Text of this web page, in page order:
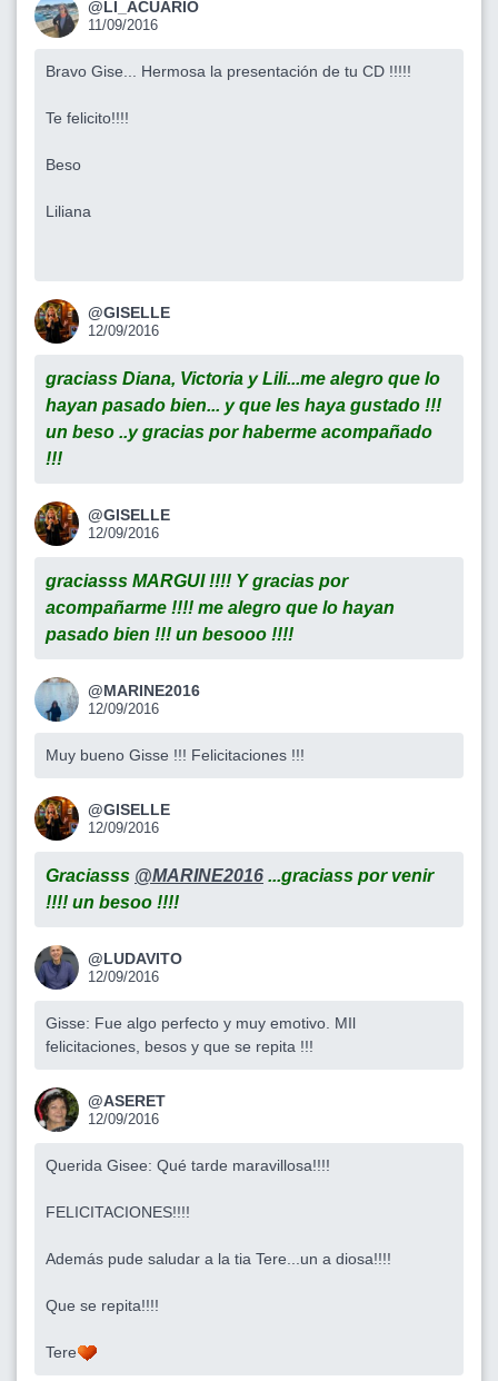
@LI_ACUARIO
11/09/2016
Bravo Gise... Hermosa la presentación de tu CD !!!!!
Te felicito!!!!
Beso
Liliana
@GISELLE
12/09/2016
graciass Diana, Victoria y Lili...me alegro que lo
hayan pasado bien... y que les haya gustado !!!
un beso ..y gracias por haberme acompañado
!!!
@GISELLE
12/09/2016
graciasss MARGUI !!!! Y gracias por
acompañarme !!!! me alegro que lo hayan
pasado bien !!! un besooo !!!!
@MARINE2016
12/09/2016
Muy bueno Gisse !!! Felicitaciones !!!
@GISELLE
12/09/2016
Graciasss @MARINE2016 ...graciass por venir
!!!! un besoo !!!!
@LUDAVITO
12/09/2016
Gisse: Fue algo perfecto y muy emotivo. MIl
felicitaciones, besos y que se repita !!!
@ASERET
12/09/2016
Querida Gisee: Qué tarde maravillosa!!!!
FELICITACIONES!!!!
Además pude saludar a la tia Tere...un a diosa!!!!
Que se repita!!!!
Tere